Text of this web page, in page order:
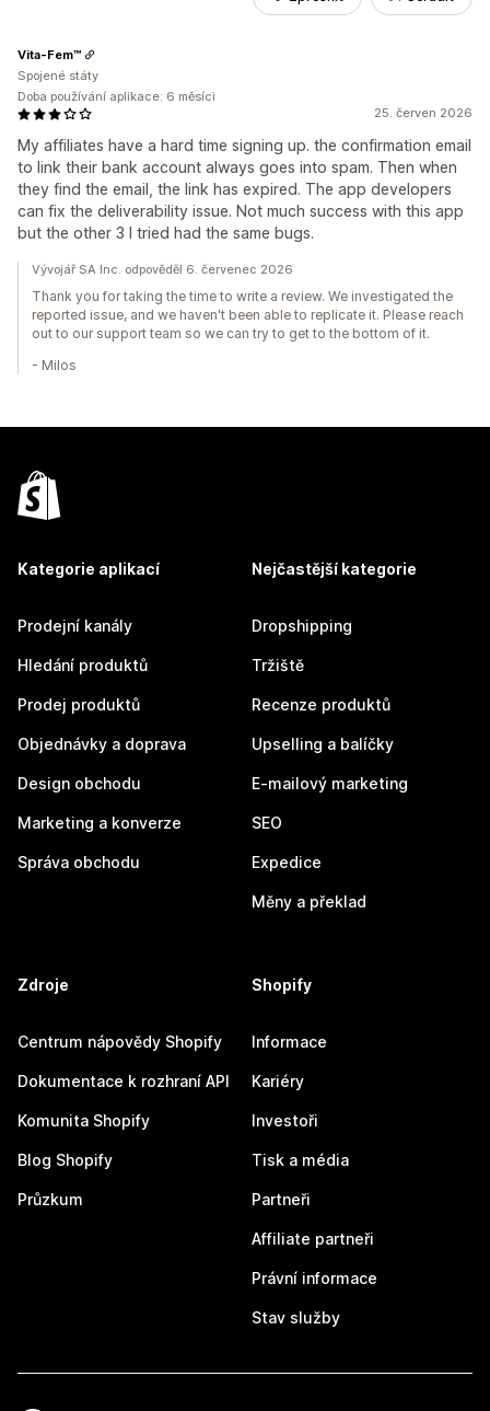
25. červen 2026
My affiliates have a hard time signing up. the confirmation email
to link their bank account always goes into spam. Then when
they find the email, the link has expired. The app developers
can fix the deliverability issue. Not much success with this app
but the other 3 I tried had the same bugs.
Vita-Fem™
Spojené státy
Doba používání aplikace: 6 měsíci
Vývojář SA Inc. odpověděl 6. červenec 2026
Thank you for taking the time to write a review. We investigated the
reported issue, and we haven't been able to replicate it. Please reach
out to our support team so we can try to get to the bottom of it.
- Milos
Kategorie aplikací
Prodejní kanály
Hledání produktů
Prodej produktů
Objednávky a doprava
Design obchodu
Marketing a konverze
Správa obchodu
Nejčastější kategorie
Dropshipping
Tržiště
Recenze produktů
Upselling a balíčky
E-mailový marketing
SEO
Expedice
Měny a překlad
Zdroje
Centrum nápovědy Shopify
Dokumentace k rozhraní API
Komunita Shopify
Blog Shopify
Průzkum
Shopify
Informace
Kariéry
Investoři
Tisk a média
Partneři
Affiliate partneři
Právní informace
Stav služby